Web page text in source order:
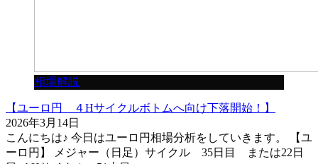
相場解説
【ユーロ円 ４Hサイクルボトムへ向け下落開始！】
2026年3月14日
こんにちは♪ 今日はユーロ円相場分析をしていきます。 【ユ
ーロ円】 メジャー（日足）サイクル 35日目 または22日